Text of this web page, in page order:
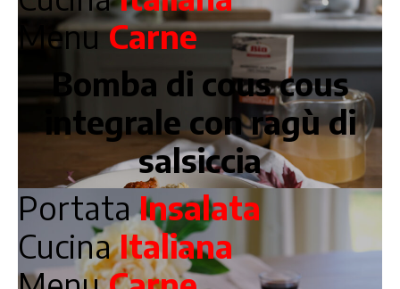
MenuCarne
Bomba di cous cous
integrale con ragù di
salsiccia
PortataInsalata
CucinaItaliana